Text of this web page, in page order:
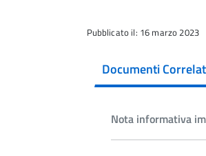
Pubblicato il: 16 marzo 2023
Documenti
Nota informativa